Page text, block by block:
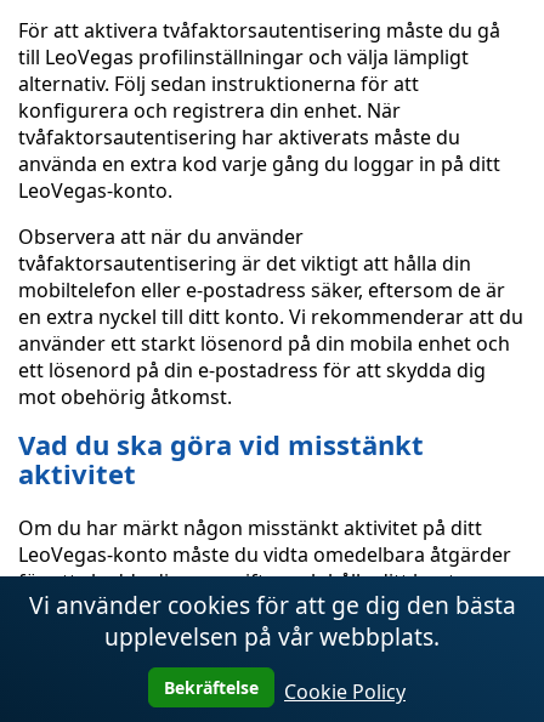
För att aktivera tvåfaktorsautentisering måste du gå
till LeoVegas profilinställningar och välja lämpligt
alternativ. Följ sedan instruktionerna för att
konfigurera och registrera din enhet. När
tvåfaktorsautentisering har aktiverats måste du
använda en extra kod varje gång du loggar in på ditt
LeoVegas-konto.
Observera att när du använder
tvåfaktorsautentisering är det viktigt att hålla din
mobiltelefon eller e-postadress säker, eftersom de är
en extra nyckel till ditt konto. Vi rekommenderar att du
använder ett starkt lösenord på din mobila enhet och
ett lösenord på din e-postadress för att skydda dig
mot obehörig åtkomst.
Vad du ska göra vid misstänkt
aktivitet
Om du har märkt någon misstänkt aktivitet på ditt
LeoVegas-konto måste du vidta omedelbara åtgärder
för att skydda dina uppgifter och hålla ditt konto
säkert.
1. Bekräfta din identitet
Kontakta LeoVegas supportteam och förse dem med
Vi använder cookies för att ge dig den bästa
upplevelsen på vår webbplats.
Bekräftelse Cookie Policy